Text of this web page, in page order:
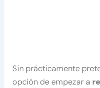
Sin prácticamente
opción de empezar a